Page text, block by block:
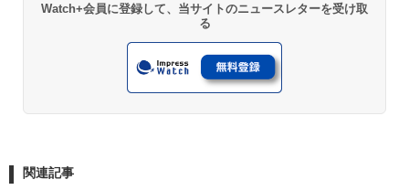
Watch+会員に登録して、当サイトのニュースレターを受け取
る
関連記事